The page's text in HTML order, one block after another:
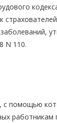
N 110.
с помощью